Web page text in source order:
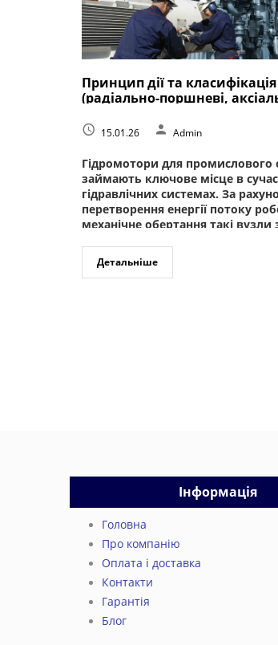
Принцип дії та
(радіально-поршневі,
15.01.26 Admin
Гідромотори для промислового
займають ключове місце в
гідравлічних системах. За
перетворення енергії потоку
механічне обертання такі вузли
Детальніше
Інформація
Головна
Про компанію
Оплата і доставка
Контакти
Гарантія
Блог